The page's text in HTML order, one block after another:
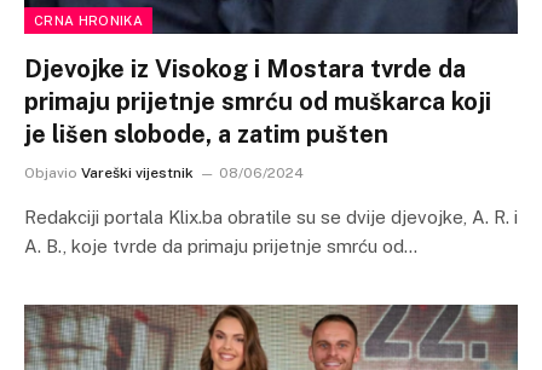
CRNA HRONIKA
Djevojke iz Visokog i Mostara tvrde da
primaju prijetnje smrću od muškarca koji
je lišen slobode, a zatim pušten
Objavio Vareški vijestnik 08/06/2024
Redakciji portala Klix.ba obratile su se dvije djevojke, A. R. i
A. B., koje tvrde da primaju prijetnje smrću od…